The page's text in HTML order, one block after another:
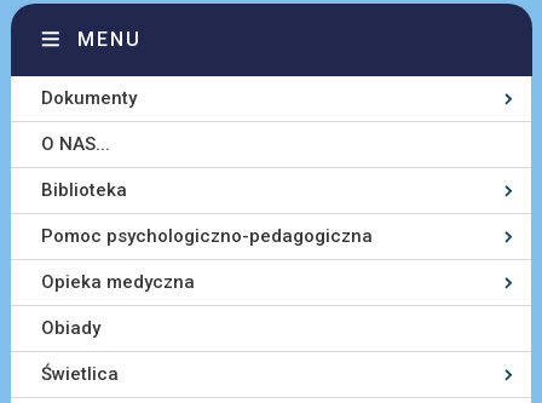
MENU
Dokumenty
O NAS...
Biblioteka
Pomoc psychologiczno-pedagogiczna
Opieka medyczna
Obiady
Świetlica